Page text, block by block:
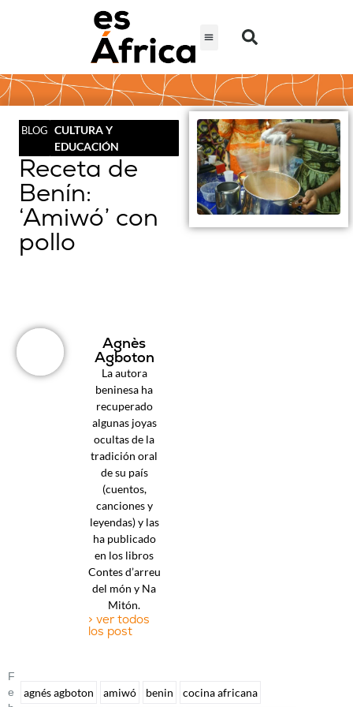
BLOG CULTURA Y
EDUCACIÓN
Receta de
Benín:
‘Amiwó’ con
pollo
Agnès
Agboton
La autora
beninesa ha
recuperado
algunas joyas
ocultas de la
tradición oral
de su país
(cuentos,
canciones y
leyendas) y las
ha publicado
en los libros
Contes d’arreu
del món y Na
Mitón.
> ver todos
los post
F
E
agnés agboton amiwó benin
cocina africana